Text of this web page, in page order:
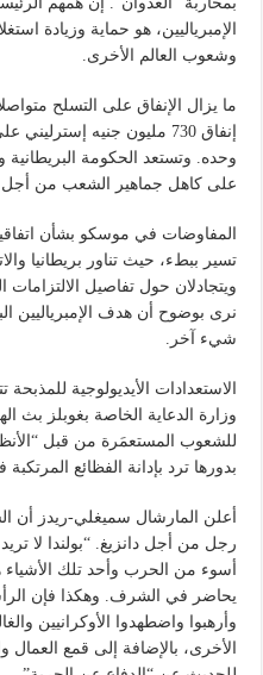
الإمبرياليين، هو حماية وزيادة
وشعوب العالم الأخرى.
ما يزال الإنفاق على التسلح
إنفاق 730 مليون جنيه
وحده. وتستعد الحكومة البريطانية
على كاهل جماهير الشعب من أجل
المفاوضات في موسكو بشأن
تسير ببطء، حيث تناور بريطانيا
ويتجادلان حول تفاصيل
نرى بوضوح أن هدف الإمبرياليين
شيء آخر.
الاستعدادات الأيديولوجية
وزارة الدعاية الخاصة بغوبلز بث
للشعوب المستعمَرة من قبل
بدورها ترد بإدانة الفظائع
أعلن المارشال سميغلي-ريدز أن
رجل من أجل دانزيغ. “بولندا لا
أسوء من الحرب وأحد تلك الأشياء
يحاضر في الشرف. وهكذا فإن
وأرهبوا واضطهدوا الأوكرانيين
الأخرى، بالإضافة إلى قمع العمال